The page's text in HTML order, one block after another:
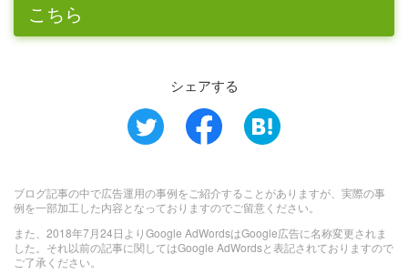
こちら
シェアする
ブログ記事の中で広告運用の事例をご紹介することがありますが、実際の事
例を一部加工した内容となっておりますのでご留意ください。
また、2018年7月24日よりGoogle AdWordsはGoogle広告に名称変更されま
した。それ以前の記事に関してはGoogle AdWordsと表記されておりますので
ご了承ください。